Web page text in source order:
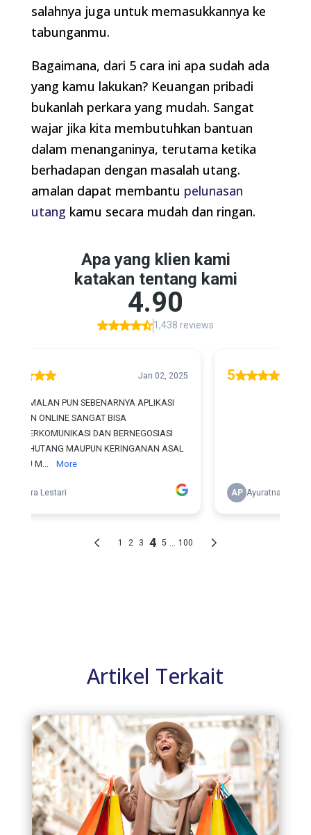
salahnya juga untuk memasukkannya ke
tabunganmu.
Bagaimana, dari 5 cara ini apa sudah ada
yang kamu lakukan? Keuangan pribadi
bukanlah perkara yang mudah. Sangat
wajar jika kita membutuhkan bantuan
dalam menanganinya, terutama ketika
berhadapan dengan masalah utang.
amalan dapat membantu pelunasan
utang kamu secara mudah dan ringan.
Artikel Terkait